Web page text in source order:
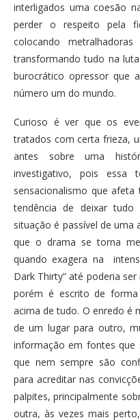
interligados uma coesão
perder o respeito pela
colocando
transformando tudo na
burocrático opressor que
número um do mundo.
Curioso é ver que os
tratados com certa frieza,
antes sobre uma
investigativo, pois
sensacionalismo que
tendência de deixar
situação é passível de uma
que o drama se torna
quando exagera na
Dark Thirty” até poderia
porém é escrito de
acima de tudo. O enredo é
de um lugar para outro,
informação em fontes que
que nem sempre são
para acreditar nas
palpites, principalmente
outra, às vezes mais